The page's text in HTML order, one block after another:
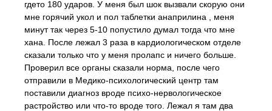
гдето 180 ударов. У меня был шок вызвали скорую они
мне горячий укол и пол таблетки анаприлина , меня
минут так через 5-10 попустило думал тогда что мне
хана. После лежал 3 раза в кардиологическом отделе
сказали только что у меня пролапс и ничего больше.
Проверил все органы сказали норма, после чего
отправили в Медико-психологический центр там
поставили диагноз вроде психо-нервологическое
растройство или что-то вроде того. Лежал я там два